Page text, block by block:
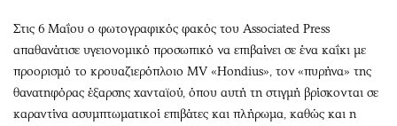
Μουσική
Εικαστικά
Βιβλίο
Χειρόγραφα
Uncut
Προσφορές
Προσωπικότητες στην ''Κ''
Επιστολές
Στις 6 Μαΐου ο φωτογραφικός φακός του Associated Press
απαθανάτισε υγειονομικό προσωπικό να επιβαίνει σε ένα καΐκι με
προορισμό το κρουαζιερόπλοιο MV «Hondius», τον «πυρήνα» της
θανατηφόρας έξαρσης χανταϊού, όπου αυτή τη στιγμή βρίσκονται σε
καραντίνα ασυμπτωματικοί επιβάτες και πλήρωμα, καθώς και η